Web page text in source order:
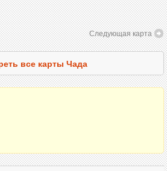
Следующая карта
все карты Чада